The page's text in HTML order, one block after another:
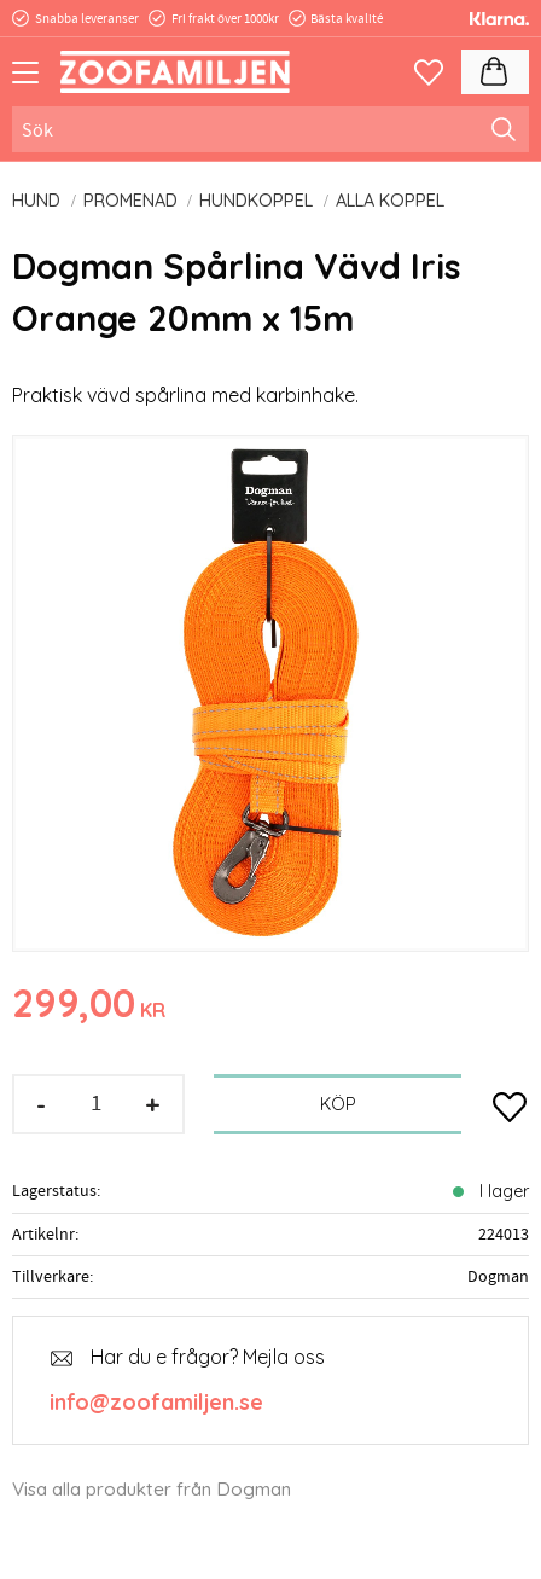
Snabba leveranser Fri frakt över 1000kr Bästa kvalité
Favoriter
HUND PROMENAD HUNDKOPPEL ALLA KOPPEL
Dogman Spårlina Vävd Iris
Orange 20mm x 15m
Praktisk vävd spårlina med karbinhake.
299,00 KR
+
- KÖP
Lagerstatus I lager
Artikelnr
224013
Tillverkare
Dogman
Har du e frågor? Mejla oss
info@zoofamiljen.se
Visa alla produkter från Dogman